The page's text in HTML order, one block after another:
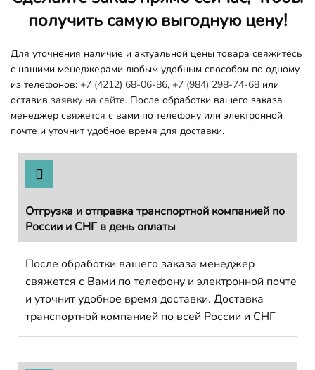
получить самую выгодную цену!
Для уточнения наличие и актуальной цены товара свяжитесь
с нашими менеджерами любым удобным способом по одному
из телефонов: +7 (4212) 68-06-86, +7 (984) 298-74-68 или
оставив заявку на сайте. После обработки вашего заказа
менеджер свяжется с вами по телефону или электронной
почте и уточнит удобное время для доставки.
Отгрузка и отправка транспортной компанией по
России и СНГ в день оплаты
После обработки вашего заказа менеджер
свяжется с Вами по телефону и электронной почте
и уточнит удобное время доставки. Доставка
транспортной компанией по всей России и СНГ